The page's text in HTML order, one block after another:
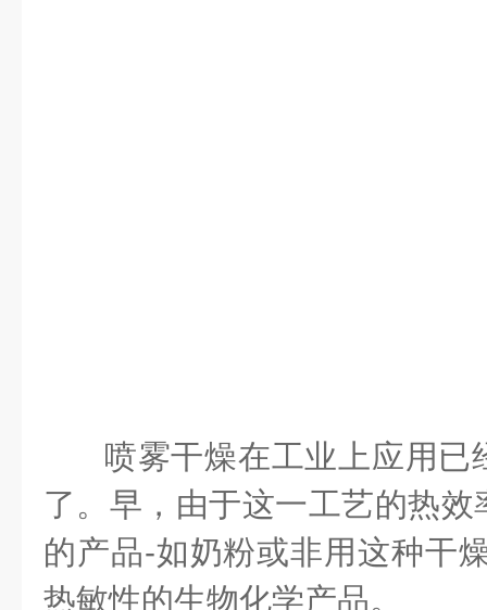
喷雾干燥在工业上应用已
了。早，由于这一工艺的热
的产品-如奶粉或非用这种干
热敏性的生物化学产品。